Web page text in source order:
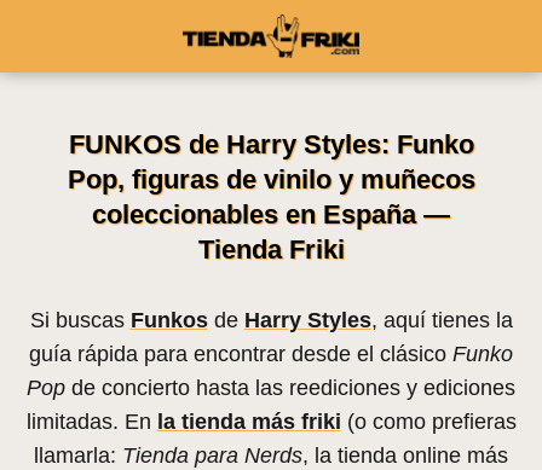
FUNKOS de Harry Styles: Funko
Pop, figuras de vinilo y muñecos
coleccionables en España —
Tienda Friki
Si buscas Funkosde Harry Styles, aquí tienes la
guía rápida para encontrar desde el clásico Funko
Pop de concierto hasta las reediciones y ediciones
limitadas. En la tienda más friki (o como prefieras
llamarla: Tienda para Nerds, la tienda online más